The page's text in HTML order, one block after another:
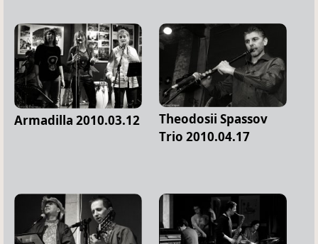
Armadilla 2010.03.12
Theodosii Spassov
Trio 2010.04.17